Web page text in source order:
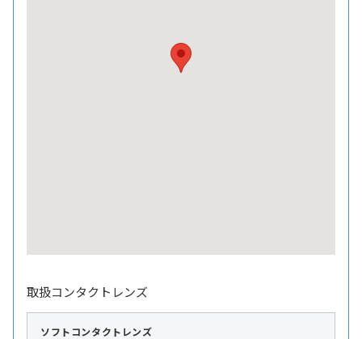
取扱コンタクトレンズ
ソフト コンタクトレンズ